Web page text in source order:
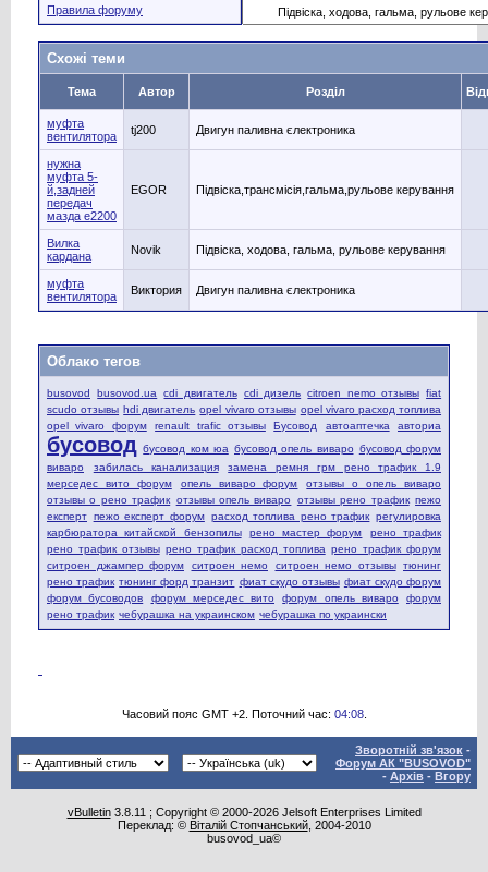
Правила форуму
Схожі теми
Тема Автор Розділ
муфта
вентилятора
tj200 Двигун паливна єлектроника
нужна
муфта 5-
й,задней
передач
мазда е2200
EGOR Підвіска,трансмісія,гальма,рульове керування
Вилка
кардана
Novik Підвіска, ходова, гальма, рульове керування
муфта
вентилятора
Виктория Двигун паливна єлектроника
Облако тегов
busovod busovod.ua cdi двигатель cdi дизель citroen nemo отзывы fiat
scudo отзывы hdi двигатель opel vivaro отзывы opel vivaro расход топлива
opel vivaro форум
renault trafic отзывы Бусовод автоаптечка авториа
бусовод бусовод ком юа бусовод опель виваро бусовод форум
виваро
забилась канализация
замена ремня грм рено трафик 1.9
мерседес вито форум
опель виваро форум
отзывы о опель виваро
отзывы о рено трафик отзывы опель виваро отзывы рено трафик пежо
експерт пежо експерт форум расход топлива рено трафик регулировка
карбюратора китайской бензопилы
рено мастер форум
рено трафик
рено трафик отзывы рено трафик расход топлива рено трафик форум
ситроен джампер форум
ситроен немо ситроен немо отзывы тюнинг
рено трафик тюнинг форд транзит фиат скудо отзывы фиат скудо форум
форум бусоводов
форум мерседес вито форум опель виваро
форум
рено трафик чебурашка на украинском чебурашка по украински
Часовий пояс GMT +2. Поточний час: 04:08.
Зворотній зв'язок -
Форум АК "BUSOVOD"
- Архів - Вгору
vBulletin3.8.11 ; Copyright © 2000-2026 Jelsoft Enterprises Limited
Переклад: © Віталій Стопчанський, 2004-2010
busovod_ua©